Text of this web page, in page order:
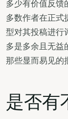
多少有价值反馈
多数作者在正式
型对其投稿进行
多是多余且无益
那些显而易见的
是否有